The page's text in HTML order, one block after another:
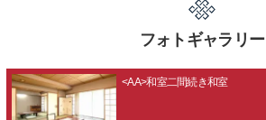
フォトギャラリー
<AA>和室二間続き和室